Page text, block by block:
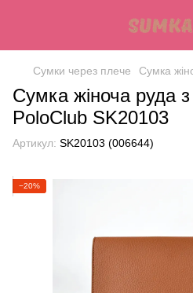
Сумки через плече Сумка
Сумка жіноча руда з
PoloClub SK20103
Артикул: SK20103 (006644)
−20%